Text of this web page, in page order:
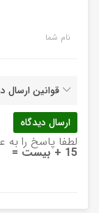
نام شما
قوانین ارسال
لطفا پاسخ را به
15 + بیست =